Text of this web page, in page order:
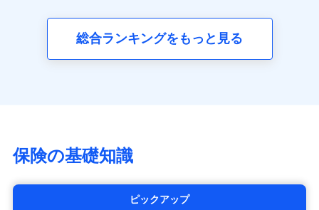
（https://www.fwdlife.co.jp/）
ソニー生命保険株式会社
（https://www.sonylife.co.jp）
SOMPOひまわり生命保険株式会社
太陽生命保険株式会社（https://www.taiyo-
チューリッヒ生命保険株式会社
（https://www.zurichlife.co.jp/）
総合ランキングをもっと見る
保険の基礎知識
ピックアップ